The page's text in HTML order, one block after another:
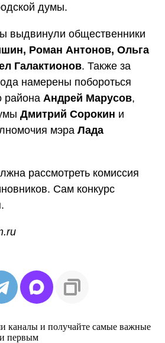
думы.
выдвинули общественники
Роман Антонов, Ольга
Галактионов. Также за
намерены побороться
района Андрей Марусов,
Дмитрий Сорокин и
мэра Лада
рассмотреть комиссия
Сам конкурс
каналы и получайте самые важные
первым